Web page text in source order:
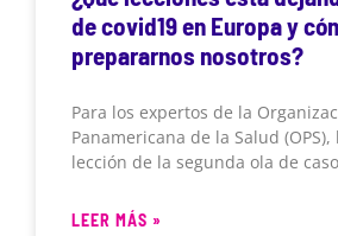
de covid19 en Europa y
prepararnos nosotros?
Para los expertos de la
Panamericana de la Salud
lección de la segunda ola de
LEER MÁS »